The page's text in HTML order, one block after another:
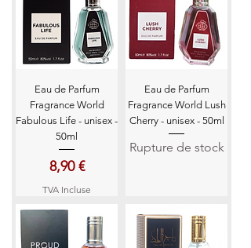
Eau de Parfum
Fragrance World
Fabulous Life - unisex -
50ml
Prix
8,90 €
TVA Incluse
Eau de Parfum
Fragrance World Lush
Cherry - unisex - 50ml
Rupture de stock